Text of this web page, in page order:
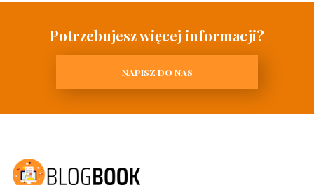
Potrzebujesz więcej informacji?
NAPISZ DO NAS